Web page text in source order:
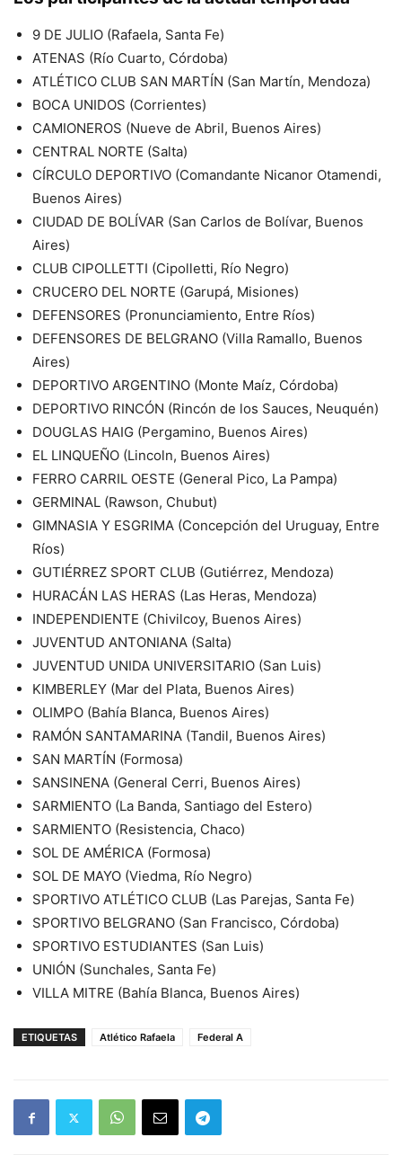
9 DE JULIO (Rafaela, Santa Fe)
ATENAS (Río Cuarto, Córdoba)
ATLÉTICO CLUB SAN MARTÍN (San Martín, Mendoza)
BOCA UNIDOS (Corrientes)
CAMIONEROS (Nueve de Abril, Buenos Aires)
CENTRAL NORTE (Salta)
CÍRCULO DEPORTIVO (Comandante Nicanor Otamendi,
Buenos Aires)
CIUDAD DE BOLÍVAR (San Carlos de Bolívar, Buenos
Aires)
CLUB CIPOLLETTI (Cipolletti, Río Negro)
CRUCERO DEL NORTE (Garupá, Misiones)
DEFENSORES (Pronunciamiento, Entre Ríos)
DEFENSORES DE BELGRANO (Villa Ramallo, Buenos
Aires)
DEPORTIVO ARGENTINO (Monte Maíz, Córdoba)
DEPORTIVO RINCÓN (Rincón de los Sauces, Neuquén)
DOUGLAS HAIG (Pergamino, Buenos Aires)
EL LINQUEÑO (Lincoln, Buenos Aires)
FERRO CARRIL OESTE (General Pico, La Pampa)
GERMINAL (Rawson, Chubut)
GIMNASIA Y ESGRIMA (Concepción del Uruguay, Entre
Ríos)
GUTIÉRREZ SPORT CLUB (Gutiérrez, Mendoza)
HURACÁN LAS HERAS (Las Heras, Mendoza)
INDEPENDIENTE (Chivilcoy, Buenos Aires)
JUVENTUD ANTONIANA (Salta)
JUVENTUD UNIDA UNIVERSITARIO (San Luis)
KIMBERLEY (Mar del Plata, Buenos Aires)
OLIMPO (Bahía Blanca, Buenos Aires)
RAMÓN SANTAMARINA (Tandil, Buenos Aires)
SAN MARTÍN (Formosa)
SANSINENA (General Cerri, Buenos Aires)
SARMIENTO (La Banda, Santiago del Estero)
SARMIENTO (Resistencia, Chaco)
SOL DE AMÉRICA (Formosa)
SOL DE MAYO (Viedma, Río Negro)
SPORTIVO ATLÉTICO CLUB (Las Parejas, Santa Fe)
SPORTIVO BELGRANO (San Francisco, Córdoba)
SPORTIVO ESTUDIANTES (San Luis)
UNIÓN (Sunchales, Santa Fe)
VILLA MITRE (Bahía Blanca, Buenos Aires)
ETIQUETAS Atlético Rafaela Federal A